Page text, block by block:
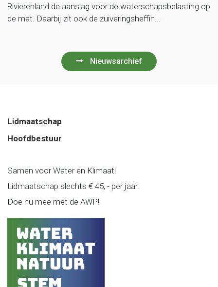
Rivierenland de aanslag voor de waterschapsbelasting op
de mat. Daarbij zit ook de zuiveringsheffin...
Nieuwsarchief
Lidmaatschap
Hoofdbestuur
Samen voor Water en Klimaat!
Lidmaatschap slechts € 45, - per jaar.
Doe nu mee met de AWP!